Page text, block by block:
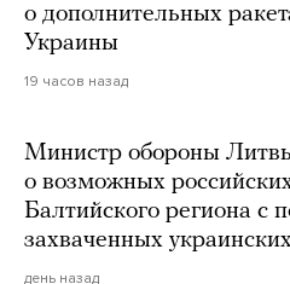
о дополнительных
Украины
19 часов назад
Министр обороны
о возможных
Балтийского региона с
захваченных
день назад